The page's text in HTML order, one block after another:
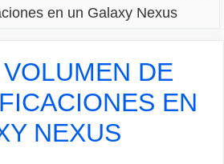
en un Galaxy Nexus
DE
EN
NEXUS